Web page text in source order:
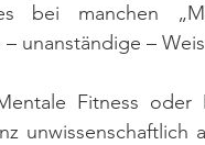
bei manchen
unanständige –
Fitness oder
unwissenschaftlich